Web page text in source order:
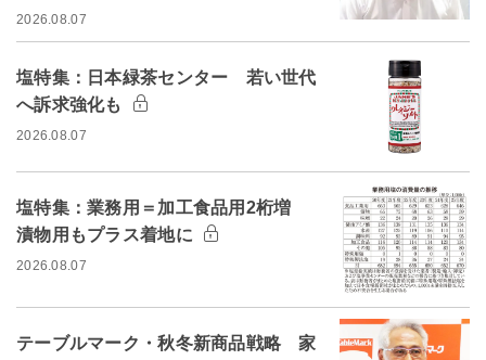
2026.08.07
塩特集：日本緑茶センター 若い世代
へ訴求強化も
2026.08.07
塩特集：業務用＝加工食品用2桁増
漬物用もプラス着地に
2026.08.07
テーブルマーク・秋冬新商品戦略 家